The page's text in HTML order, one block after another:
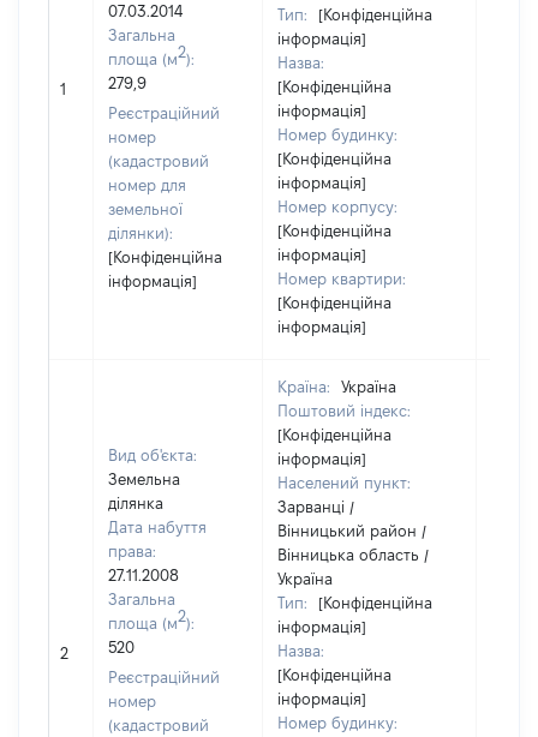
1
07.03.2014
Загальна
площа (м2):
279,9
Реєстраційний
номер
(кадастровий
номер для
земельної
ділянки):
[Конфіденційна
інформація]
Тип:
[Конфіденційна
інформація]
Назва:
[Конфіденційна
інформація]
Номер будинку:
[Конфіденційна
інформація]
Номер корпусу:
[Конфіденційна
інформація]
Номер квартири:
[Конфіденційна
інформація]
2
Вид об'єкта:
Земельна
ділянка
Дата набуття
права:
27.11.2008
Загальна
площа (м2):
520
Реєстраційний
номер
(кадастровий
Країна:
Україна
Поштовий індекс:
[Конфіденційна
інформація]
Населений пункт:
Зарванці /
Вінницький район /
Вінницька область /
Україна
Тип:
[Конфіденційна
інформація]
Назва:
[Конфіденційна
інформація]
Номер будинку: